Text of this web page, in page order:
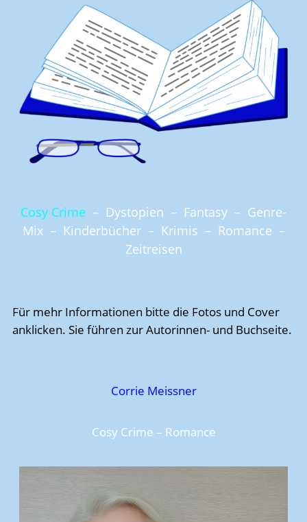
Cosy Crime – Dystopien – Fantasy – Genre-
Mix– Kinderbücher– Krimis – Romance –
Zeitreisen
Für mehr Informationen bitte die Fotos und Cover
anklicken. Sie führen zur Autorinnen- und Buchseite.
Corrie Meissner
Cosy Crime – Romance